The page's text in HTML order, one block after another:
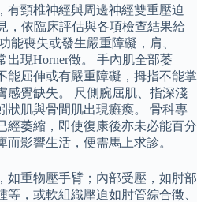
有頸椎神經與周邊神經雙重壓迫
，依臨床評估與各項檢查結果給
能喪失或發生嚴重障礙，肩、
出現Horner徵。 手內肌全部萎
能屈伸或有嚴重障礙，拇指不能掌
感覺缺失。 尺側腕屈肌、指深淺
狀肌與骨間肌出現癱瘓。 骨科專
經萎縮，即使復康後亦未必能百分
影響生活，便需馬上求診。
如重物壓手臂；內部受壓，如肘部
，或軟組織壓迫如肘管綜合徵、